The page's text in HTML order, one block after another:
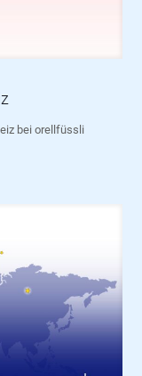
bei orellfüssli